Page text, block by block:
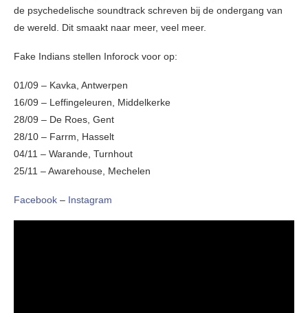
de psychedelische soundtrack schreven bij de ondergang van
de wereld. Dit smaakt naar meer, veel meer.
Fake Indians stellen Inforock voor op:
01/09 – Kavka, Antwerpen
16/09 – Leffingeleuren, Middelkerke
28/09 – De Roes, Gent
28/10 – Farrm, Hasselt
04/11 – Warande, Turnhout
25/11 – Awarehouse, Mechelen
Facebook – Instagram